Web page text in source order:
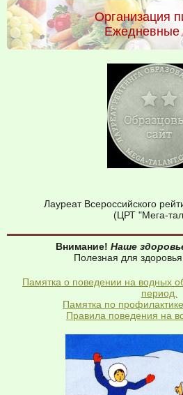
Организация
Лауреат Всероссийского
(ЦРТ "Мега-
Внимание! Наше
Полезная для
Памятка о поведении на водных
период.
Памятка по
Правила поведения на